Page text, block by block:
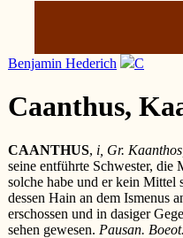
Benjamin Hederich C
Caanthus,
CAANTHUS, i, Gr.
seine entführte Schwester, die
solche habe und er kein Mittel
dessen Hain an dem Ismenus
erschossen und in dasiger
sehen gewesen. Pausan.